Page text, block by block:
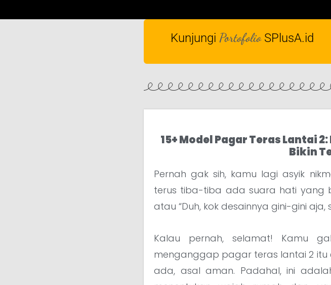
Kunjungi Portofolio SPlusA.id
15+ Model Pagar Teras Lantai
Bikin
Pernah gak sih, kamu lagi asyik
terus tiba-tiba ada suara hati yang
atau “Duh, kok desainnya gini-gini aja,
Kalau pernah, selamat! Kamu
menganggap pagar teras lantai 2 itu
ada, asal aman. Padahal, ini